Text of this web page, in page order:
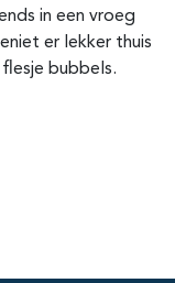
in een vroeg
er lekker thuis
bubbels.